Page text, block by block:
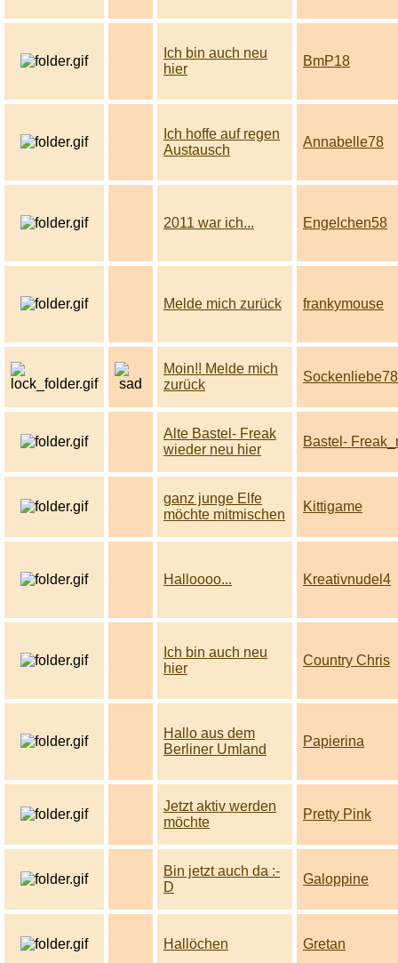
Ich bin auch neu
hier
BmP18
Ich hoffe auf regen
Austausch
Annabelle78
2011 war ich... Engelchen58
Melde mich zurück frankymouse
Moin!! Melde mich
zurück
Sockenliebe78
Alte Bastel- Freak
wieder neu hier
Bastel-
ganz junge Elfe
möchte mitmischen
Kittigame
Halloooo... Kreativnudel4
Ich bin auch neu
hier
Country Chris
Hallo aus dem
Berliner Umland
Papierina
Jetzt aktiv werden
möchte
Pretty Pink
Bin jetzt auch da :-
D
Galoppine
Hallöchen Gretan